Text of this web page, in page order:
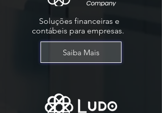
Soluções financeiras e
contábeis para empresas.
Saiba Mais